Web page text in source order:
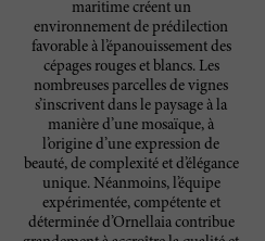
maritime créent un
environnement de prédilection
favorable à l’épanouissement des
cépages rouges et blancs. Les
nombreuses parcelles de vignes
s’inscrivent dans le paysage à la
manière d’une mosaïque, à
l’origine d’une expression de
beauté, de complexité et d’élégance
unique. Néanmoins, l’équipe
expérimentée, compétente et
déterminée d’Ornellaia contribue